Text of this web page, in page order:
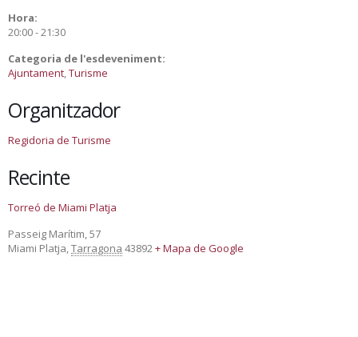
Hora:
20:00 - 21:30
Categoria de l'esdeveniment:
Ajuntament,Turisme
Organitzador
Regidoria de Turisme
Recinte
Torreó de Miami Platja
Passeig Marítim, 57
Miami Platja,Tarragona 43892+ Mapa de Google